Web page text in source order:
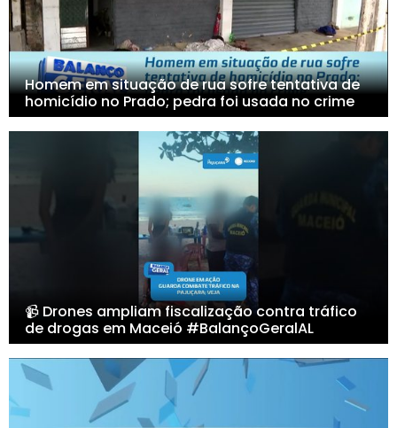
Homem em situação de rua sofre tentativa de
homicídio no Prado; pedra foi usada no crime
📹 Drones ampliam fiscalização contra tráfico
de drogas em Maceió #BalançoGeralAL